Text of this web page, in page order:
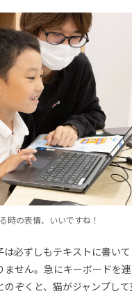
時の表情、いいですね！
は必ずしもテキストに書い
ません。急にキーボードを
のぞくと、猫がジャンプし